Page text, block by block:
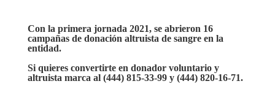
Con la primera jornada 2021, se abrieron 16
campañas de donación altruista de sangre en la
entidad.
Si quieres convertirte en donador voluntario y
altruista marca al (444) 815-33-99 y (444) 820-16-71.